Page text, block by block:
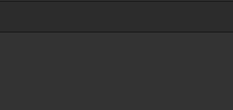
clasa a XII-a